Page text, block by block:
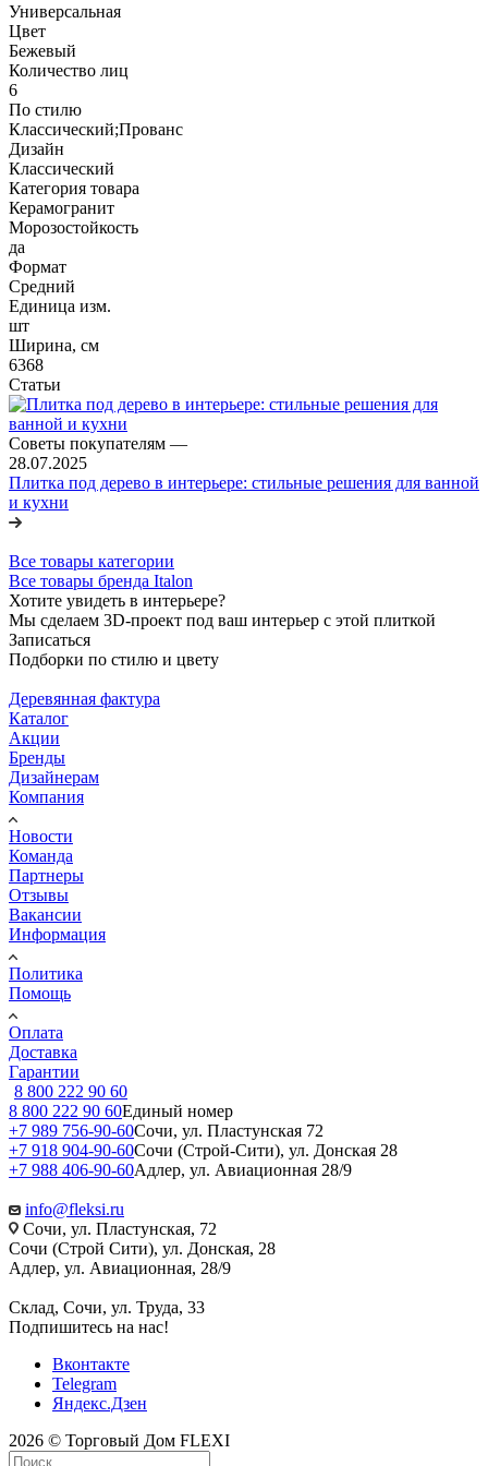
Универсальная
Цвет
Бежевый
Количество лиц
6
По стилю
Классический;Прованс
Дизайн
Классический
Категория товара
Керамогранит
Морозостойкость
да
Формат
Средний
Единица изм.
шт
Ширина, см
6368
Статьи
Советы покупателям —
28.07.2025
Плитка под дерево в интерьере: стильные решения для ванной
и кухни
Все товары категории
Все товары бренда Italon
Хотите увидеть в интерьере?
Мы сделаем 3D-проект под ваш интерьер с этой плиткой
Записаться
Подборки по стилю и цвету
Деревянная фактура
Каталог
Акции
Бренды
Дизайнерам
Компания
Новости
Команда
Партнеры
Отзывы
Вакансии
Информация
Политика
Помощь
Оплата
Доставка
Гарантии
8 800 222 90 60
8 800 222 90 60Единый номер
+7 989 756-90-60Сочи, ул. Пластунская 72
+7 918 904-90-60Сочи (Строй-Сити), ул. Донская 28
+7 988 406-90-60Адлер, ул. Авиационная 28/9
info@fleksi.ru
Сочи, ул. Пластунская, 72
Сочи (Строй Сити), ул. Донская, 28
Адлер, ул. Авиационная, 28/9
Склад, Сочи, ул. Труда, 33
Подпишитесь на нас!
Вконтакте
Telegram
Яндекс.Дзен
2026 © Торговый Дом FLEXI